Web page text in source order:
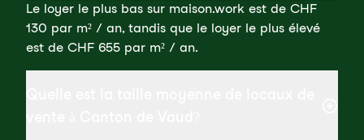
Le loyer le plus bas sur maison.work est de CHF
130 par m² / an, tandis que le loyer le plus élevé
est de CHF 655 par m² / an.